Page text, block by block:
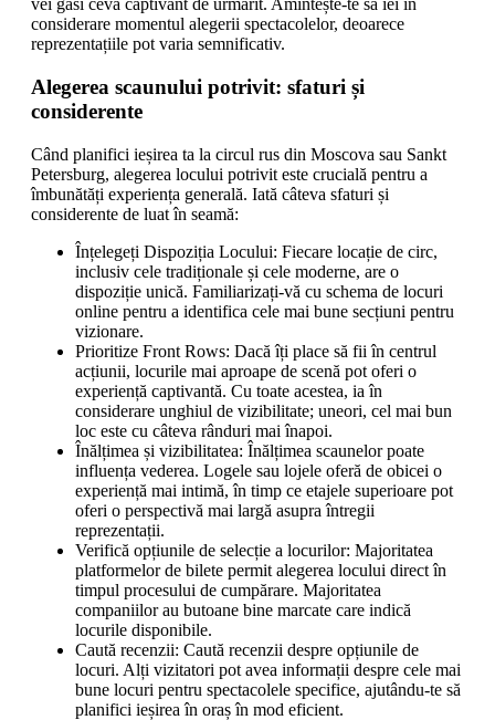
vei găsi ceva captivant de urmărit. Amintește-te să iei în
considerare momentul alegerii spectacolelor, deoarece
reprezentațiile pot varia semnificativ.
Alegerea scaunului potrivit: sfaturi și
considerente
Când planifici ieșirea ta la circul rus din Moscova sau Sankt
Petersburg, alegerea locului potrivit este crucială pentru a
îmbunătăți experiența generală. Iată câteva sfaturi și
considerente de luat în seamă:
Înțelegeți Dispoziția Locului: Fiecare locație de circ,
inclusiv cele tradiționale și cele moderne, are o
dispoziție unică. Familiarizați-vă cu schema de locuri
online pentru a identifica cele mai bune secțiuni pentru
vizionare.
Prioritize Front Rows: Dacă îți place să fii în centrul
acțiunii, locurile mai aproape de scenă pot oferi o
experiență captivantă. Cu toate acestea, ia în
considerare unghiul de vizibilitate; uneori, cel mai bun
loc este cu câteva rânduri mai înapoi.
Înălțimea și vizibilitatea: Înălțimea scaunelor poate
influența vederea. Logele sau lojele oferă de obicei o
experiență mai intimă, în timp ce etajele superioare pot
oferi o perspectivă mai largă asupra întregii
reprezentații.
Verifică opțiunile de selecție a locurilor: Majoritatea
platformelor de bilete permit alegerea locului direct în
timpul procesului de cumpărare. Majoritatea
companiilor au butoane bine marcate care indică
locurile disponibile.
Caută recenzii: Caută recenzii despre opțiunile de
locuri. Alți vizitatori pot avea informații despre cele mai
bune locuri pentru spectacolele specifice, ajutându-te să
planifici ieșirea în oraș în mod eficient.